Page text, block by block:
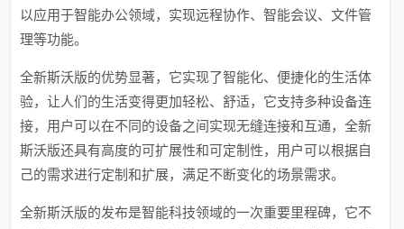
以应用于智能办公领域，实现远程协作、智能会议、文件管
理等功能。
全新斯沃版的优势显著，它实现了智能化、便捷化的生活体
验，让人们的生活变得更加轻松、舒适，它支持多种设备连
接，用户可以在不同的设备之间实现无缝连接和互通，全新
斯沃版还具有高度的可扩展性和可定制性，用户可以根据自
己的需求进行定制和扩展，满足不断变化的场景需求。
全新斯沃版的发布是智能科技领域的一次重要里程碑，它不